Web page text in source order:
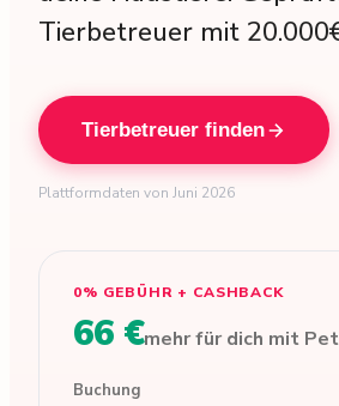
Tierbetreuer mit
Tierbetreuer finden
Plattformdaten von Juni 2026
0% GEBÜHR + CASHBACK
66 €mehr für dich mit
Buchung